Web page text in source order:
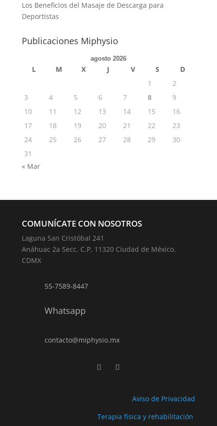
Los Beneficios del Masaje de Descarga para
Deportistas
Publicaciones Miphysio
agosto 2026
L M X J V S
D
1
2
3
4 5 6 7 8
9
10
11 12 13 14 15
16
17
18 19 20 21 22
23
24
25 26 27 28 29
30
31
« Mar
COMUNÍCATE CON NOSOTROS
Laguna San Cristóbal 241
Anáhuac 2a Secc. C.P. 11320 Ciudad de México,
CDMX
55-7589-8447
Whatsapp
contacto@miphysio.mx
Aviso de Privacidad
Terapia física y rehabilitación